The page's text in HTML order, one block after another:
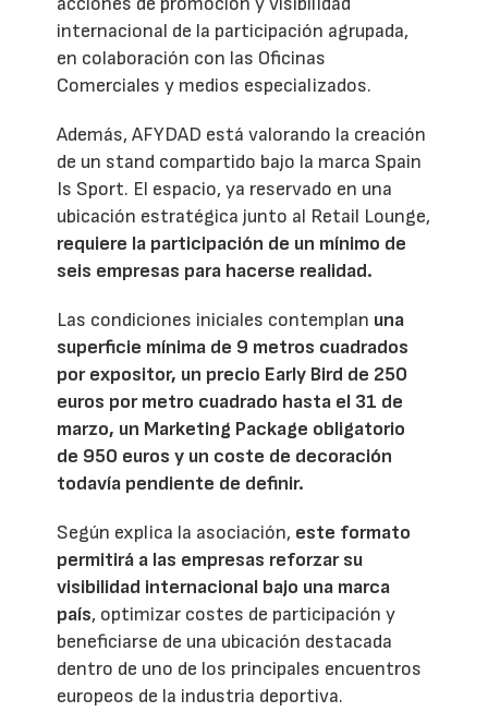
internacional de la participación agrupada,
en colaboración con las Oficinas
Comerciales y medios especializados.
Además, AFYDAD está valorando la creación
de un stand compartido bajo la marca Spain
Is Sport. El espacio, ya reservado en una
ubicación estratégica junto al Retail Lounge,
requiere la participación de un mínimo de
seis empresas para hacerse realidad.
Las condiciones iniciales contemplan una
superficie mínima de 9 metros cuadrados
por expositor, un precio Early Bird de 250
euros por metro cuadrado hasta el 31 de
marzo, un Marketing Package obligatorio
de 950 euros y un coste de decoración
todavía pendiente de definir.
Según explica la asociación, este formato
permitirá a las empresas reforzar su
visibilidad internacional bajo una marca
país, optimizar costes de participación y
beneficiarse de una ubicación destacada
dentro de uno de los principales encuentros
europeos de la industria deportiva.